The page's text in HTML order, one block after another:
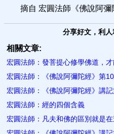
摘自 宏圓法師《佛說阿彌
分享好文，利
相關文章:
宏圓法師：發菩提心修學佛道，
宏圓法師：《佛說阿彌陀經》第
宏圓法師：《佛說阿彌陀經》講
宏圓法師：經的四個含義
宏圓法師：凡夫和佛的區別就是